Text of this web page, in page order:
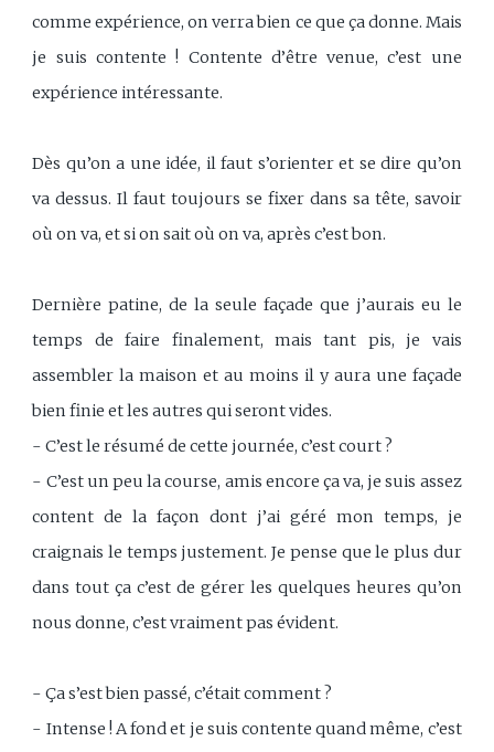
comme expérience, on verra bien ce que ça donne. Mais
je suis contente ! Contente d’être venue, c’est une
expérience intéressante.
Dès qu’on a une idée, il faut s’orienter et se dire qu’on
va dessus. Il faut toujours se fixer dans sa tête, savoir
où on va, et si on sait où on va, après c’est bon.
Dernière patine, de la seule façade que j’aurais eu le
temps de faire finalement, mais tant pis, je vais
assembler la maison et au moins il y aura une façade
bien finie et les autres qui seront vides.
- C’est le résumé de cette journée, c’est court ?
- C’est un peu la course, amis encore ça va, je suis assez
content de la façon dont j’ai géré mon temps, je
craignais le temps justement. Je pense que le plus dur
dans tout ça c’est de gérer les quelques heures qu’on
nous donne, c’est vraiment pas évident.
- Ça s’est bien passé, c’était comment ?
- Intense ! A fond et je suis contente quand même, c’est